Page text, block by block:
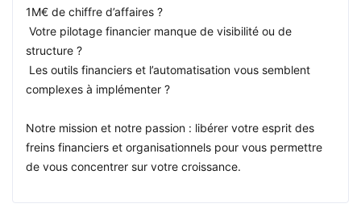
1M€ de chiffre d’affaires ?
Votre pilotage financier manque de visibilité ou de
structure ?
Les outils financiers et l’automatisation vous semblent
complexes à implémenter ?
Notre mission et notre passion : libérer votre esprit des
freins financiers et organisationnels pour vous permettre
de vous concentrer sur votre croissance.